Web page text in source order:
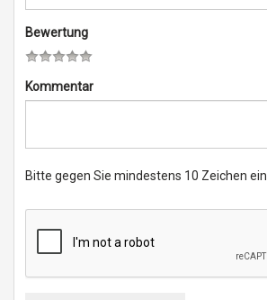
Bewertung
Kommentar
Bitte gegen Sie mindestens 10 Zeichen ein.